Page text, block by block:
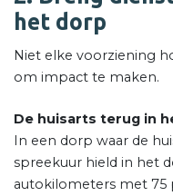
het dorp
Niet elke voorziening
om impact te maken.
De huisarts terug in
In een dorp waar de
spreekuur hield in het
autokilometers met 75